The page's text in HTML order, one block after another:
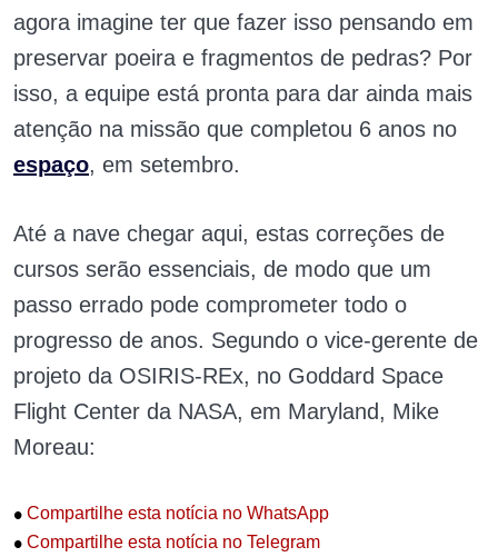
agora imagine ter que fazer isso pensando em
preservar poeira e fragmentos de pedras? Por
isso, a equipe está pronta para dar ainda mais
atenção na missão que completou 6 anos no
espaço, em setembro.
Até a nave chegar aqui, estas correções de
cursos serão essenciais, de modo que um
passo errado pode comprometer todo o
progresso de anos. Segundo o vice-gerente de
projeto da OSIRIS-REx, no Goddard Space
Flight Center da NASA, em Maryland, Mike
Moreau:
• Compartilhe esta notícia no WhatsApp
• Compartilhe esta notícia no Telegram